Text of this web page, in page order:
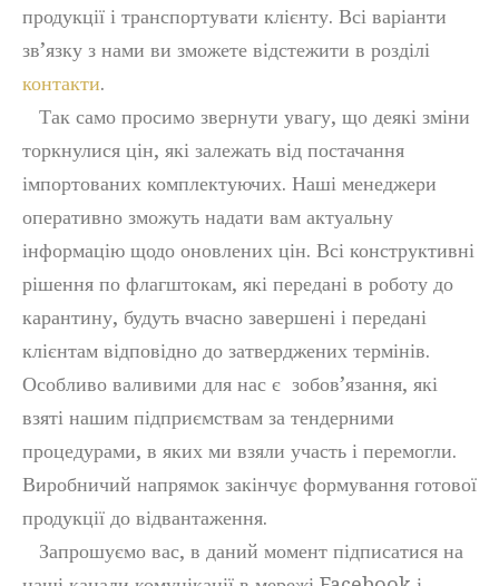
продукції і транспортувати клієнту. Всі варіанти
зв’язку з нами ви зможете відстежити в розділі
контакти.
Так само просимо звернути увагу, що деякі зміни
торкнулися цін, які залежать від постачання
імпортованих комплектуючих. Наші менеджери
оперативно зможуть надати вам актуальну
інформацію щодо оновлених цін. Всі конструктивні
рішення по флагштокам, які передані в роботу до
карантину, будуть вчасно завершені і передані
клієнтам відповідно до затверджених термінів.
Особливо валивими для нас є зобов’язання, які
взяті нашим підприємствам за тендерними
процедурами, в яких ми взяли участь і перемогли.
Виробничий напрямок закінчує формування готової
продукції до відвантаження.
Запрошуємо вас, в даний момент підписатися на